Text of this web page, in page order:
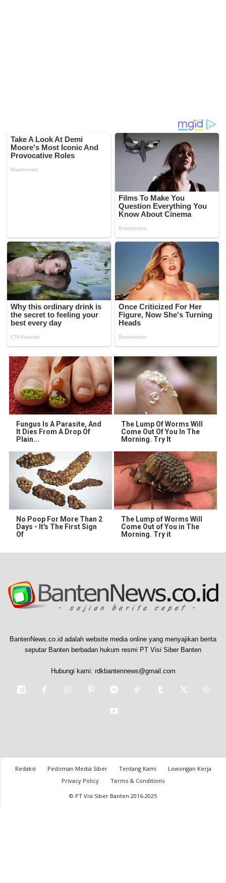
Fungus Is A Parasite, And
It Dies From A Drop Of
Plain...
The Lump Of Worms Will
Come Out Of You In The
Morning. Try It
No Poop For More Than 2
Days - It's The First Sign
Of
The Lump of Worms Will
Come Out of You in The
Morning. Try it
BantenNews.co.id adalah website media online yang menyajikan berita
seputar Banten berbadan hukum resmi PT Visi Siber Banten
Hubungi kami: rdkbantennews@gmail.com
Redaksi Pedoman Media Siber Tentang Kami
Lowongan Kerja
Privacy Policy
Terms & Conditions
© PT Visi Siber Banten 2016-2025